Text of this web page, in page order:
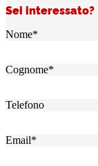
Sei interessato?
Nome*
Cognome*
Telefono
Email*